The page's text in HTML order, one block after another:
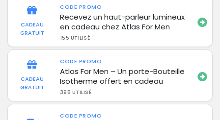
CADEAU
GRATUIT
CODE PROMO
Recevez un haut-parleur lumineux
en cadeau chez Atlas For Men
155 UTILISÉ
CADEAU
GRATUIT
CODE PROMO
Atlas For Men – Un porte-Bouteille
Isotherme offert en cadeau
395 UTILISÉ
CODE PROMO